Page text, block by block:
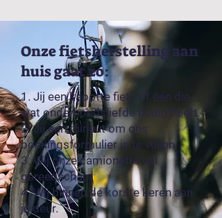
Onze fietsherstelling aan
huis gaat zo:
1. Jij een kapotte fiets of één die
wat onderhoudsliefde nodig heeft.
2. Jij één minuut om ons
boekingsformulier in te vullen.
3. Wij onze camionette vol
gereedschap.
4. Wij binnen de korste keren aan
je deur.